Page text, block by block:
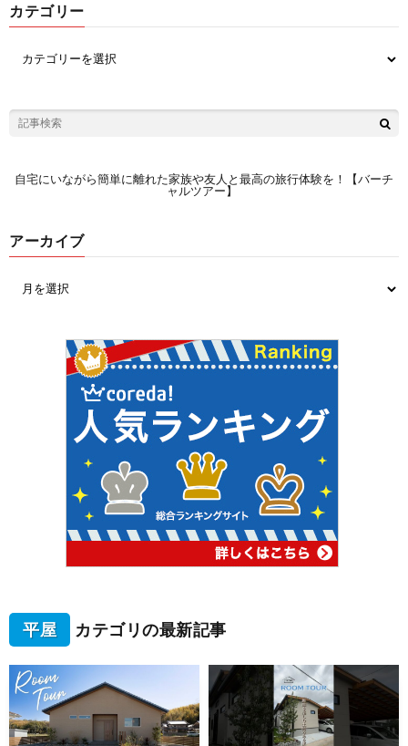
カテゴリー
自宅にいながら簡単に離れた家族や友人と最高の旅行体験を！【バーチ
ャルツアー】
アーカイブ
平屋 カテゴリの最新記事